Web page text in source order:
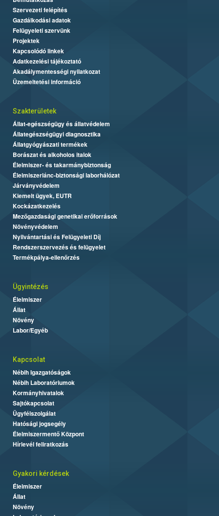
Szervezeti felépítés
Gazdálkodási adatok
Felügyeleti szervünk
Projektek
Kapcsolódó linkek
Adatkezelési tájékoztató
Akadálymentességi nyilatkozat
Üzemeltetési információ
Szakterületek
Állat-egészségügy és állatvédelem
Állategészségügyi diagnosztika
Állatgyógyászati termékek
Borászat és alkoholos italok
Élelmiszer- és takarmánybiztonság
Élelmiszerlánc-biztonsági laborhálózat
Járványvédelem
Kiemelt ügyek, EUTR
Kockázatkezelés
Mezőgazdasági genetikai erőforrások
Növényvédelem
Nyilvántartási és Felügyeleti Díj
Rendszerszervezés és felügyelet
Termékpálya-ellenőrzés
Ügyintézés
Élelmiszer
Állat
Növény
Labor/Egyéb
Kapcsolat
Nébih Igazgatóságok
Nébih Laboratóriumok
Kormányhivatalok
Sajtókapcsolat
Ügyfélszolgálat
Hatósági jogsegély
Élelmiszermentő Központ
Hírlevél feliratkozás
Gyakori kérdések
Élelmiszer
Állat
Növény